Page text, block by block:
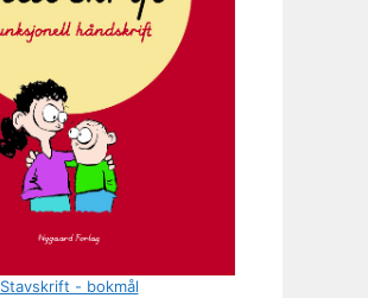
Stavskrift - bokmål